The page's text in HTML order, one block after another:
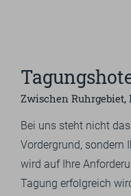
Suchbegriff
eingeben
Zwischen
Bei uns steht nicht
Vordergrund, sondern
wird auf Ihre
Tagung erfolgreich